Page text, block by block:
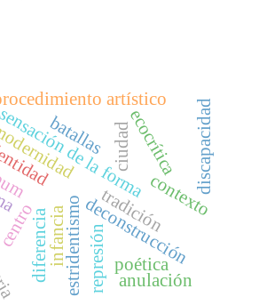
deconstrucción
diferencia
centro estridentismo
artístico
de la forma
represión anulación
ciudad
infancia
batallas
poética
tradicióncontexto
ecocrítica discapacidad